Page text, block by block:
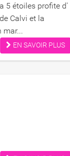
5 étoiles profite d'​
Calvi et la
mar...
EN SAVOIR PLUS